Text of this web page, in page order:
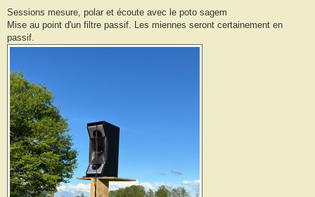
e
Sessions mesure, polar et écoute avec le poto sagem
Mise au point d'un filtre passif. Les miennes seront certainement en
passif.